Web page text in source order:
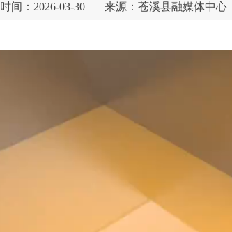
时间：2026-03-30 来源：苍溪县融媒体中心